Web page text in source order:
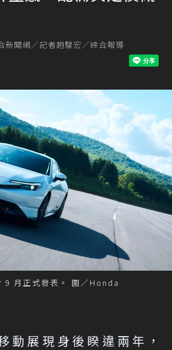
新聞網／記者趙駿宏／綜合報導
月正式發表。 圖／Honda
動展現身後睽違兩年，